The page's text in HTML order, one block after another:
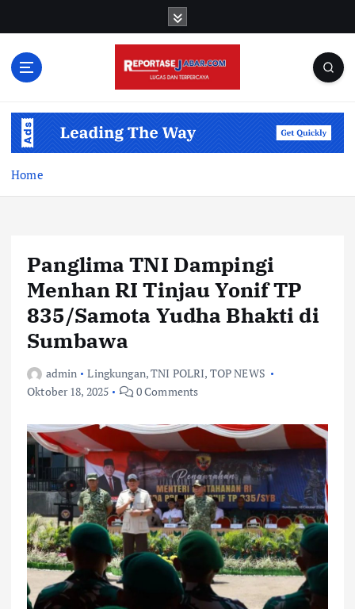
Home
Panglima TNI Dampingi
Menhan RI Tinjau Yonif TP
835/Samota Yudha Bhakti di
Sumbawa
admin Lingkungan,TNI POLRI, TOP NEWS
Oktober 18, 2025
0 Comments